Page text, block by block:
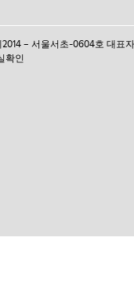
– 서울서초-0604호 대표
확인